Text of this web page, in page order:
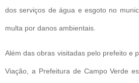
dos serviços de água e esgoto no
multa por danos ambientais.
Além das obras visitadas pelo prefeito e
Viação, a Prefeitura de Campo Verde